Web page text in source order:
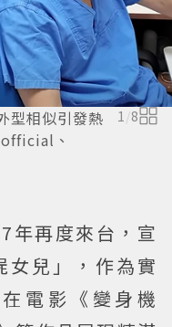
型相似引發熱
、
1/8
年再度來台，宣
女兒」，作為實
電影《變身機